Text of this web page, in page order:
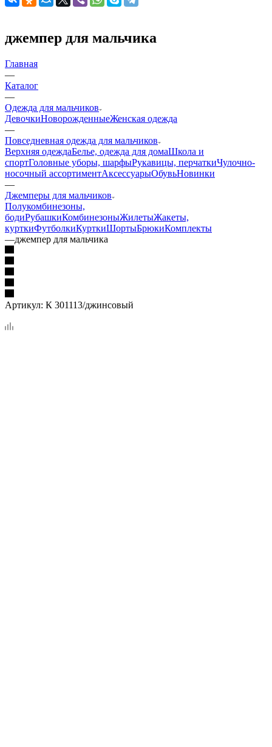
джемпер для мальчика
Главная
—
Каталог
—
Одежда для мальчиков
ДевочкиНоворожденныеЖенская одежда
—
Повседневная одежда для мальчиков
Верхняя одеждаБелье, одежда для домаШкола и
спортГоловные уборы, шарфыРукавицы, перчаткиЧулочно-
носочный ассортиментАксессуарыОбувьНовинки
—
Джемперы для мальчиков
Полукомбинезоны,
бодиРубашкиКомбинезоныЖилетыЖакеты,
курткиФутболкиКурткиШортыБрюкиКомплекты
—джемпер для мальчика
Артикул: К 301113/джинсовый